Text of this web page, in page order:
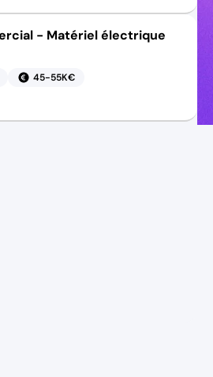
- Matériel électrique
45-55K€